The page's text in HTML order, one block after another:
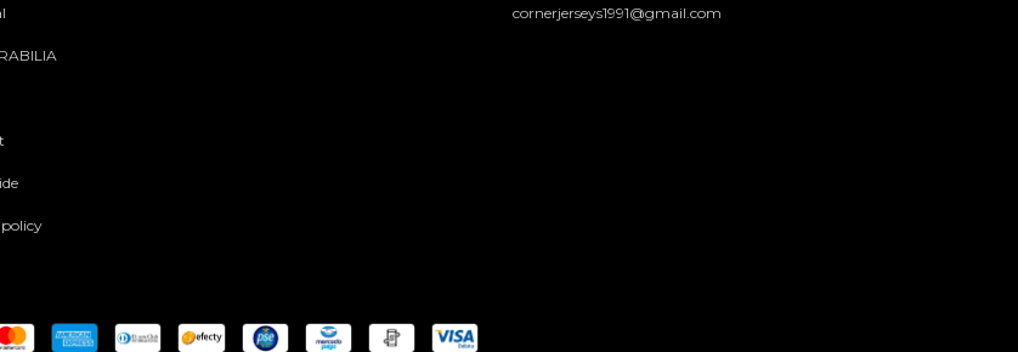
cornerjerseys1991@gmail.com